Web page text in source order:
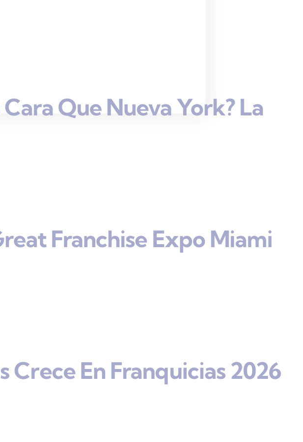
Cara Que Nueva York? La
Franchise Expo Miami
Crece En Franquicias 2026